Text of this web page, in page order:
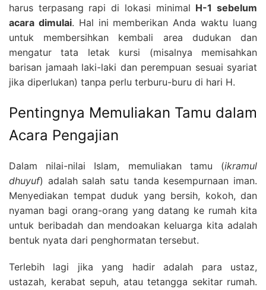
harus terpasang rapi di lokasi minimal H-1 sebelum
acara dimulai. Hal ini memberikan Anda waktu luang
untuk membersihkan kembali area dudukan dan
mengatur tata letak kursi (misalnya memisahkan
barisan jamaah laki-laki dan perempuan sesuai syariat
jika diperlukan) tanpa perlu terburu-buru di hari H.
Pentingnya Memuliakan Tamu dalam
Acara Pengajian
Dalam nilai-nilai Islam, memuliakan tamu (ikramul
dhuyuf) adalah salah satu tanda kesempurnaan iman.
Menyediakan tempat duduk yang bersih, kokoh, dan
nyaman bagi orang-orang yang datang ke rumah kita
untuk beribadah dan mendoakan keluarga kita adalah
bentuk nyata dari penghormatan tersebut.
Terlebih lagi jika yang hadir adalah para ustaz,
ustazah, kerabat sepuh, atau tetangga sekitar rumah.